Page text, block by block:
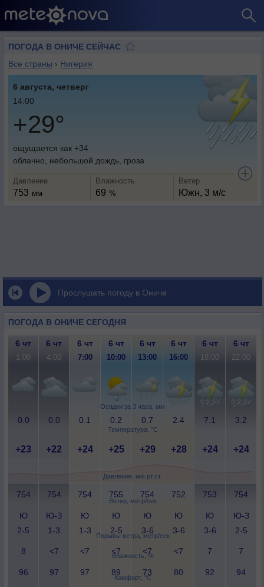
ПОГОДА В ОНИЧЕ СЕЙЧАС
Все страны › Нигерия
6 августа, четверг
14:00
+29°
ощущается как +34
облачно, небольшой дождь, гроза
Давление
753 мм
Влажность
69 %
Ветер
Южн, 3 м/с
Прослушать погоду в Ониче
ПОГОДА В ОНИЧЕ СЕГОДНЯ
Осадки за 3 часа, мм
Температура, °C
Давление, мм рт.ст.
Ветер, метр/сек
Порывы ветра, метр/сек
Влажность, %
Комфорт, °C
6 чт 6 чт 6 чт 6 чт 6 чт 6 чт 6 чт 6 чт
1:00 4:00 7:00 10:00 13:00 16:00 19:00 22:00
0.0 0.0 0.1 0.2 0.7 2.4 7.1 3.2
+23 +22 +24 +25 +29 +28 +24 +24
754 754 754 755 754 752 753 754
Ю
2-5
Ю-З
1-3
Ю
1-3
Ю
2-5
Ю
3-6
Ю
3-6
Ю
3-6
Ю-З
2-5
8 <7 <7 <7 <7 <7 7 7
96 97 97 89 73 80 92 94